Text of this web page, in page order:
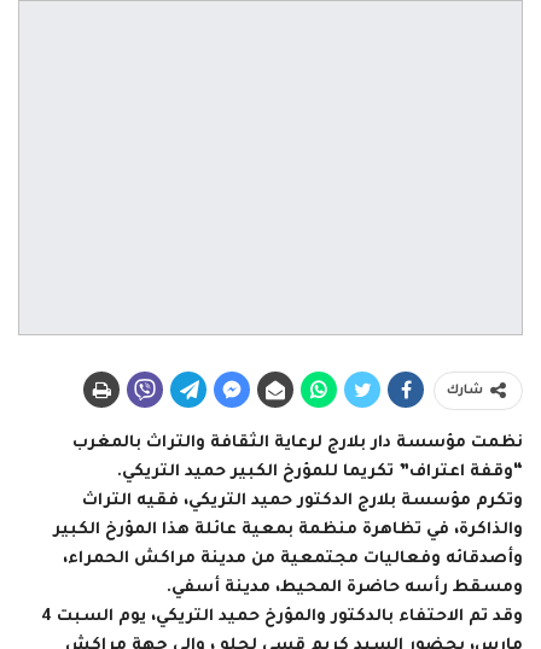
شارك
نظمت مؤسسة دار بلارج لرعاية الثقافة والتراث بالمغرب
“وقفة اعتراف” تكريما للمؤرخ الكبير حميد التريكي.
وتكرم مؤسسة بلارج الدكتور حميد التريكي، فقيه التراث
والذاكرة، في تظاهرة منظمة بمعية عائلة هذا المؤرخ الكبير
وأصدقائه وفعاليات مجتمعية من مدينة مراكش الحمراء،
ومسقط رأسه حاضرة المحيط، مدينة أسفي.
وقد تم الاحتفاء بالدكتور والمؤرخ حميد التريكي، يوم السبت 4